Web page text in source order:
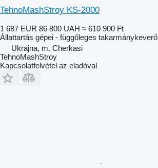
TehnoMashStroy KS-2000
1 687 EUR 86 800 UAH ≈ 610 900 Ft
Állattartás gépei - függőleges takarmánykeverő
Ukrajna, m. Cherkasi
TehnoMashStroy
Kapcsolatfelvétel az eladóval